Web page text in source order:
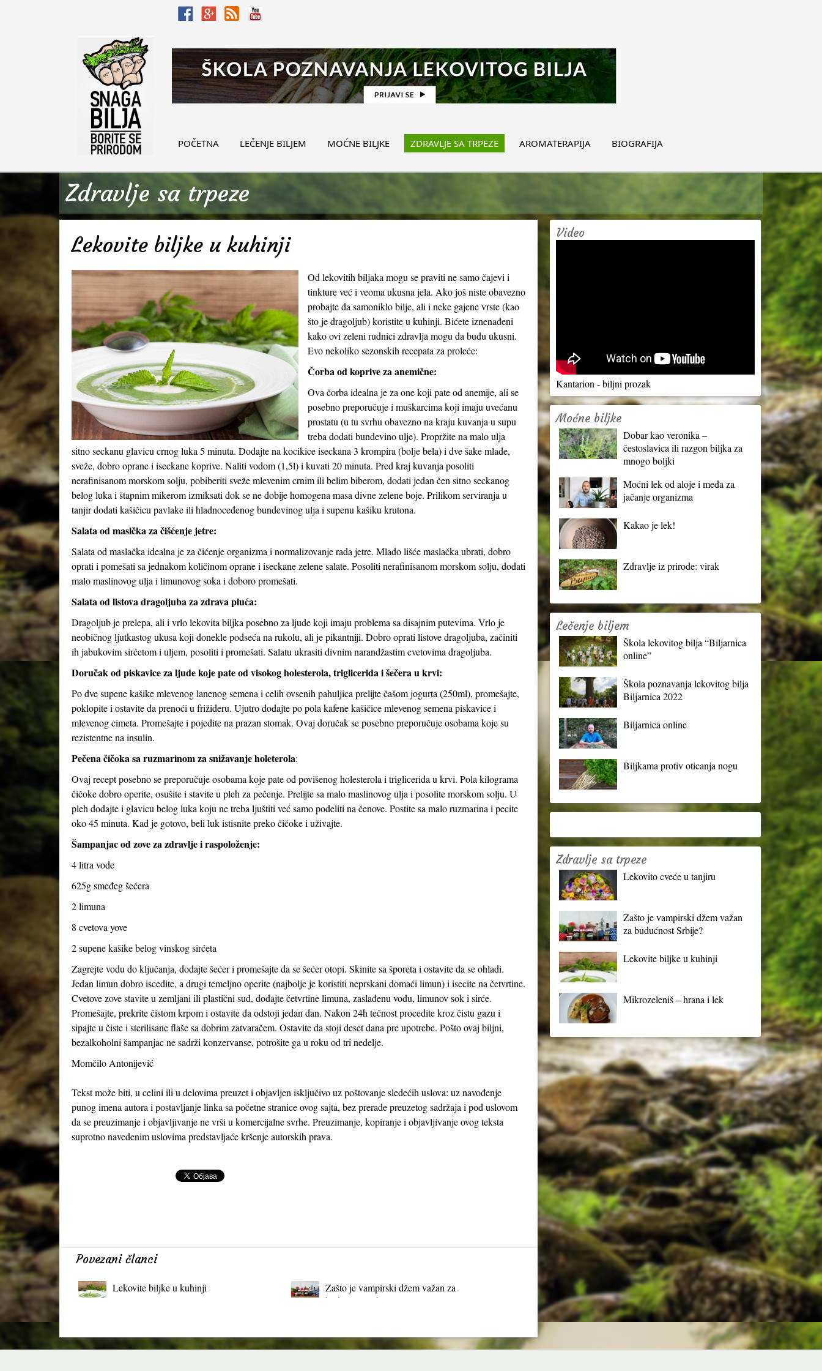
POČETNA LEČENJE BILJEM MOĆNE BILJKE ZDRAVLJE SA TRPEZE AROMATERAPIJA BIOGRAFIJA
Zdravlje sa trpeze
Lekovite biljke u kuhinji
Od lekovitih biljaka mogu se praviti ne samo čajevi i
tinkture već i veoma ukusna jela. Ako još niste obavezno
probajte da samoniklo bilje, ali i neke gajene vrste (kao
što je dragoljub) koristite u kuhinji. Bićete iznenađeni
kako ovi zeleni rudnici zdravlja mogu da budu ukusni.
Evo nekoliko sezonskih recepata za proleće:
Čorba od koprive za anemične:
Ova čorba idealna je za one koji pate od anemije, ali se
posebno preporučuje i muškarcima koji imaju uvećanu
prostatu (u tu svrhu obavezno na kraju kuvanja u supu
treba dodati bundevino ulje). Propržite na malo ulja
sitno seckanu glavicu crnog luka 5 minuta. Dodajte na kocikice iseckana 3 krompira (bolje bela) i dve šake mlade,
sveže, dobro oprane i iseckane koprive. Naliti vodom (1,5l) i kuvati 20 minuta. Pred kraj kuvanja posoliti
nerafinisanom morskom solju, pobiberiti sveže mlevenim crnim ili belim biberom, dodati jedan čen sitno seckanog
belog luka i štapnim mikerom izmiksati dok se ne dobije homogena masa divne zelene boje. Prilikom serviranja u
tanjir dodati kašičicu pavlake ili hladnoceđenog bundevinog ulja i supenu kašiku krutona.
Salata od maslčka za čišćenje jetre:
Salata od maslačka idealna je za čićenje organizma i normalizovanje rada jetre. Mlado lišće maslačka ubrati, dobro
oprati i pomešati sa jednakom količinom oprane i iseckane zelene salate. Posoliti nerafinisanom morskom solju, dodati
malo maslinovog ulja i limunovog soka i doboro promešati.
Salata od listova dragoljuba za zdrava pluća:
Dragoljub je prelepa, ali i vrlo lekovita biljka posebno za ljude koji imaju problema sa disajnim putevima. Vrlo je
neobičnog ljutkastog ukusa koji donekle podseća na rukolu, ali je pikantniji. Dobro oprati listove dragoljuba, začiniti
ih jabukovim sirćetom i uljem, posoliti i promešati. Salatu ukrasiti divnim narandžastim cvetovima dragoljuba.
Doručak od piskavice za ljude koje pate od visokog holesterola, triglicerida i šečera u krvi:
Po dve supene kašike mlevenog lanenog semena i celih ovsenih pahuljica prelijte čašom jogurta (250ml), promešajte,
poklopite i ostavite da prenoći u frižideru. Ujutro dodajte po pola kafene kašičice mlevenog semena piskavice i
mlevenog cimeta. Promešajte i pojedite na prazan stomak. Ovaj doručak se posebno preporučuje osobama koje su
rezistentne na insulin.
Pečena čičoka sa ruzmarinom za snižavanje holeterola:
Ovaj recept posebno se preporučuje osobama koje pate od povišenog holesterola i triglicerida u krvi. Pola kilograma
čičoke dobro operite, osušite i stavite u pleh za pečenje. Prelijte sa malo maslinovog ulja i posolite morskom solju. U
pleh dodajte i glavicu belog luka koju ne treba ljuštiti već samo podeliti na čenove. Postite sa malo ruzmarina i pecite
oko 45 minuta. Kad je gotovo, beli luk istisnite preko čičoke i uživajte.
Šampanjac od zove za zdravlje i raspoloženje:
4 litra vode
625g smeđeg šećera
2 limuna
8 cvetova yove
2 supene kašike belog vinskog sirćeta
Zagrejte vodu do ključanja, dodajte šećer i promešajte da se šećer otopi. Skinite sa šporeta i ostavite da se ohladi.
Jedan limun dobro iscedite, a drugi temeljno operite (najbolje je koristiti neprskani domaći limun) i isecite na četvrtine.
Cvetove zove stavite u zemljani ili plastični sud, dodajte četvrtine limuna, zaslađenu vodu, limunov sok i sirće.
Promešajte, prekrite čistom krpom i ostavite da odstoji jedan dan. Nakon 24h tečnost procedite kroz čistu gazu i
sipajte u čiste i sterilisane flaše sa dobrim zatvaračem. Ostavite da stoji deset dana pre upotrebe. Pošto ovaj biljni,
bezalkoholni šampanjac ne sadrži konzervanse, potrošite ga u roku od tri nedelje.
Momčilo Antonijević
Tekst može biti, u celini ili u delovima preuzet i objavljen isključivo uz poštovanje sledećih uslova: uz navođenje
punog imena autora i postavljanje linka sa početne stranice ovog sajta, bez prerade preuzetog sadržaja i pod uslovom
da se preuzimanje i objavljivanje ne vrši u komercijalne svrhe. Preuzimanje, kopiranje i objavljivanje ovog teksta
suprotno navedenim uslovima predstavljaće kršenje autorskih prava.
Povezani članci
Lekovite biljke u kuhinji
Zašto je vampirski džem važan za
budućnost Srbije?
Video
Kantarion - biljni prozak
Moćne biljke
Dobar kao veronika –
čestoslavica ili razgon biljka za
mnogo boljki
Moćni lek od aloje i meda za
jačanje organizma
Kakao je lek!
Zdravlje iz prirode: virak
Lečenje biljem
Škola lekovitog bilja “Biljarnica
online”
Škola poznavanja lekovitog bilja
Biljarnica 2022
Biljarnica online
Biljkama protiv oticanja nogu
Zdravlje sa trpeze
Lekovito cveće u tanjiru
Zašto je vampirski džem važan
za budućnost Srbije?
Lekovite biljke u kuhinji
Mikrozeleniš – hrana i lek